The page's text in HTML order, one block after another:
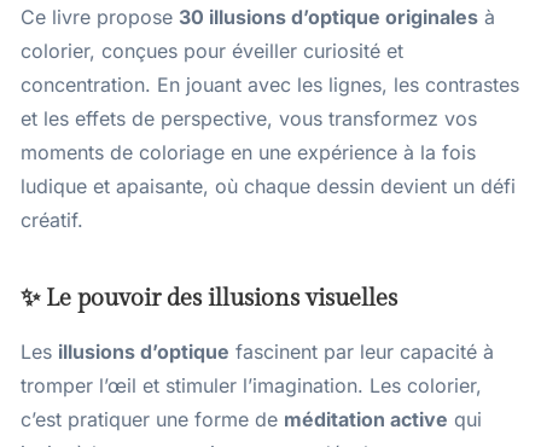
Ce livre propose 30 illusions d’optique originales à
colorier, conçues pour éveiller curiosité et
concentration. En jouant avec les lignes, les contrastes
et les effets de perspective, vous transformez vos
moments de coloriage en une expérience à la fois
ludique et apaisante, où chaque dessin devient un défi
créatif.
✨ Le pouvoir des illusions visuelles
Les illusions d’optique fascinent par leur capacité à
tromper l’œil et stimuler l’imagination. Les colorier,
c’est pratiquer une forme de méditation active qui